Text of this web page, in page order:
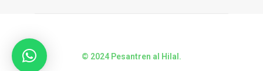
© 2024 Pesantren al Hilal.